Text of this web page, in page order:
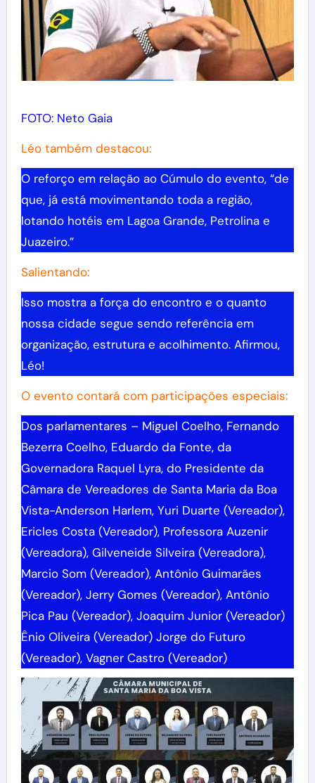
FOTO: Neto Gaia
Léo também destacou:
O reforço em relação ao Cúmulo do evento, “de
que, já está movimentando toda a região,
lotando hotéis em Lagoa Grande, Petrolina e
Juazeiro.”
Salientando:
Isso mostra a força do encontro e o quanto
nossa cidade segue sendo referência em
organização, estrutura e acolhimento. Afirmou,
Léo!
O evento contará com participações especiais:
Dos parlamentares – Miguel Coelho, Fernando
Bezerra Coelho, Eduardo da Fonte, da
Governadora Raquel Lyra, do Presidente da
Câmara de Vereadores de Santa Maria da Boa
Vista-Anderson Harlem, Yuri Duarte (Vereador),
Ericles Costa (Vereador), Professora Auzenir
(Vereadora), Gilveneide Silveira (Vereadora),
Marcio Som (Vereador), Antônio Guimarães
(Vereador), Jerry Gomes (Vereador), Antônio
Pica Pau (Vereador), Joaquim Junior (Vereador)
Ênio Oliveira (Vereador) Jorge do Futuro
(Vereador), Vagner Castro (Vereador)